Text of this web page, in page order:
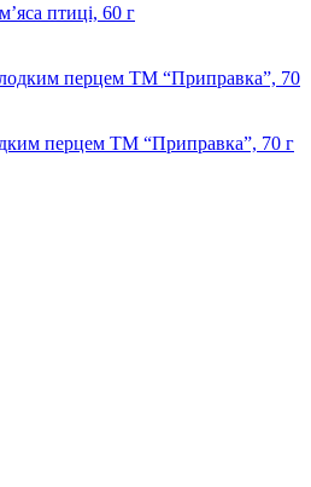
птиці, 60 г
перцем ТМ “Приправка”, 70 г